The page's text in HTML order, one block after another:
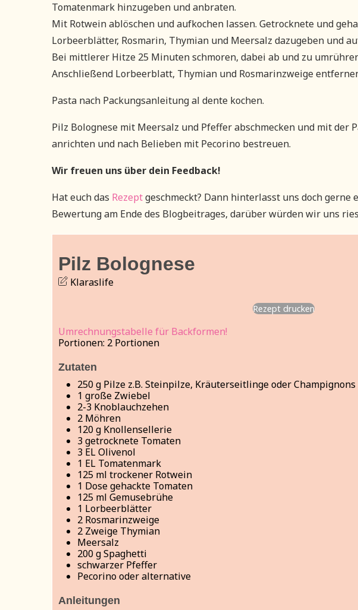
Tomatenmark hinzugeben und anbraten.
Mit Rotwein ablöschen und aufkochen lassen. Getrocknete und
Lorbeerblätter, Rosmarin, Thymian und Meersalz dazugeben und
Bei mittlerer Hitze 25 Minuten schmoren, dabei ab und zu
Anschließend Lorbeerblatt, Thymian und Rosmarinzweige
Pasta nach Packungsanleitung al dente kochen.
Pilz Bolognese mit Meersalz und Pfeffer abschmecken und mit der
anrichten und nach Belieben mit Pecorino bestreuen.
Wir freuen uns über dein Feedback!
Hat euch das Rezeptgeschmeckt? Dann hinterlasst uns doch gerne
Bewertung am Ende des Blogbeitrages, darüber würden wir uns
Pilz Bolognese
Klaraslife
Rezept drucken
Umrechnungstabelle für Backformen!
Portionen: 2 Portionen
Zutaten
250g Pilze z.B. Steinpilze, Kräuterseitlinge oder Champignons
1 große Zwiebel
2-3 Knoblauchzehen
2 Möhren
120g Knollensellerie
3getrocknete Tomaten
3 EL Olivenol
1 EL Tomatenmark
125 ml trockener Rotwein
1 Dose gehackte Tomaten
125 ml Gemusebrühe
1 Lorbeerblätter
2 Rosmarinzweige
2 Zweige Thymian
Meersalz
200gSpaghetti
schwarzer Pfeffer
Pecorino oder alternative
Anleitungen